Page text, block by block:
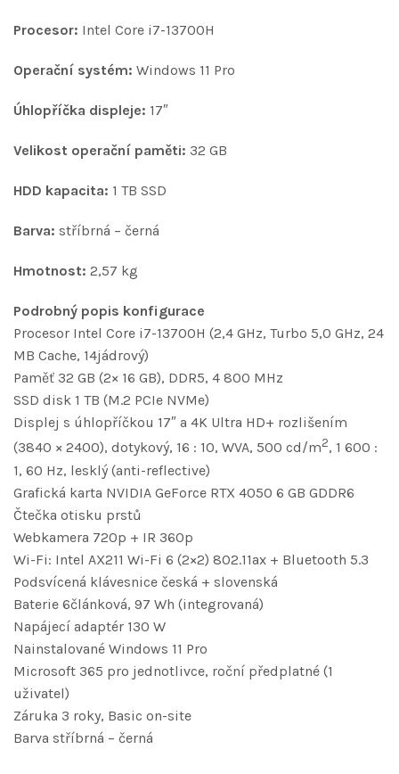
Procesor: Intel Core i7-13700H
Operační systém: Windows 11 Pro
Úhlopříčka displeje: 17″
Velikost operační paměti: 32 GB
HDD kapacita: 1 TB SSD
Barva: stříbrná – černá
Hmotnost: 2,57 kg
Podrobný popis konfigurace
Procesor Intel Core i7-13700H (2,4 GHz, Turbo 5,0 GHz, 24
MB Cache, 14jádrový)
Paměť 32 GB (2× 16 GB), DDR5, 4 800 MHz
SSD disk 1 TB (M.2 PCIe NVMe)
Displej s úhlopříčkou 17″ a 4K Ultra HD+ rozlišením
(3840 × 2400), dotykový, 16 : 10, WVA, 500 cd/m2, 1 600 :
1, 60 Hz, lesklý (anti-reflective)
Grafická karta NVIDIA GeForce RTX 4050 6 GB GDDR6
Čtečka otisku prstů
Webkamera 720p + IR 360p
Wi-Fi: Intel AX211 Wi-Fi 6 (2×2) 802.11ax + Bluetooth 5.3
Podsvícená klávesnice česká + slovenská
Baterie 6článková, 97 Wh (integrovaná)
Napájecí adaptér 130 W
Nainstalované Windows 11 Pro
Microsoft 365 pro jednotlivce, roční předplatné (1
uživatel)
Záruka 3 roky, Basic on-site
Barva stříbrná – černá